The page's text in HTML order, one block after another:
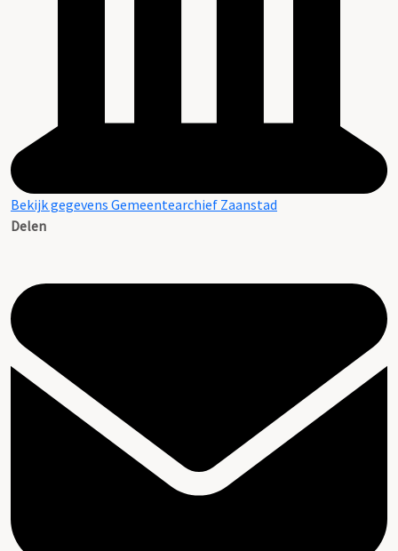
Bekijk gegevens Gemeentearchief Zaanstad
Delen